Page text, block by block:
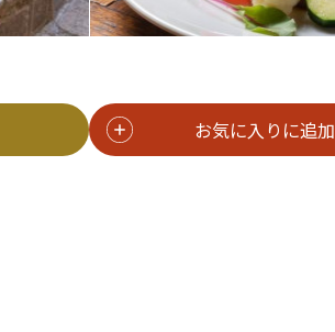
お気に入りに追加